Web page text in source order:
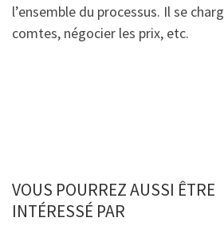
l’ensemble du processus. Il se
comtes, négocier les prix, etc.
VOUS POURREZ AUSSI ÊTRE
INTÉRESSÉ PAR